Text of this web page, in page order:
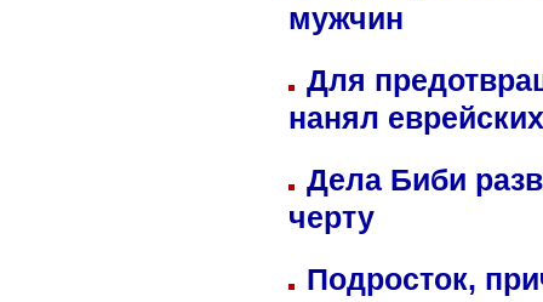
мужчин
Для
нанял
Дела Биби
черту
Подросток,